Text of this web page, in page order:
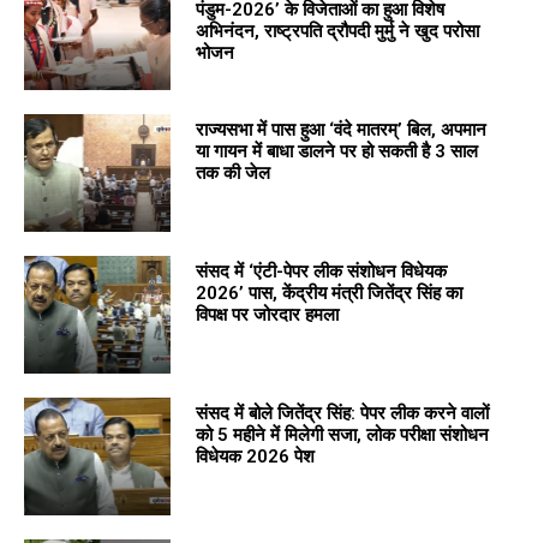
पंडुम-2026’ के विजेताओं का हुआ विशेष
अभिनंदन, राष्ट्रपति द्रौपदी मुर्मु ने खुद परोसा
भोजन
राज्यसभा में पास हुआ ‘वंदे मातरम्’ बिल, अपमान
या गायन में बाधा डालने पर हो सकती है 3 साल
तक की जेल
संसद में ‘एंटी-पेपर लीक संशोधन विधेयक
2026’ पास, केंद्रीय मंत्री जितेंद्र सिंह का
विपक्ष पर जोरदार हमला
संसद में बोले जितेंद्र सिंह: पेपर लीक करने वालों
को 5 महीने में मिलेगी सजा, लोक परीक्षा संशोधन
विधेयक 2026 पेश